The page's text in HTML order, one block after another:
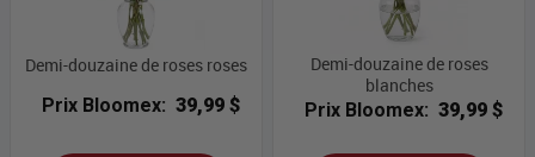
Demi-douzaine de roses roses
Prix Bloomex: 39,99 $
Demi-douzaine de roses
blanches
Prix Bloomex: 39,99 $